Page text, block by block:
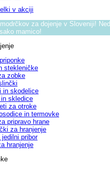
v akciji
za dojenje v Sloveniji!
mamico!
stekleničke
zobke
in skodelice
skledice
za otroke
in termovke
pripravo hrane
za hranjenje
pribor
hranjenje